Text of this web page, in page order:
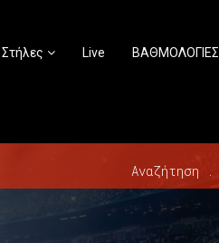
Στήλες Live ΒΑΘΜΟΛΟΓΙΕΣ